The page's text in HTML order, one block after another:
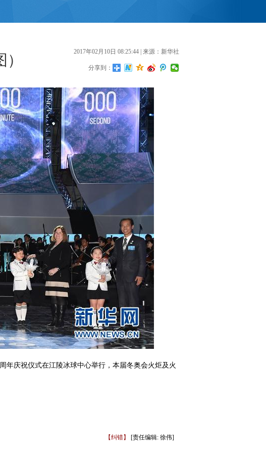
2017年02月10日 08:25:44 | 来源：新华社
分享到：
庆祝仪式在江陵冰球中心举行，本届冬奥会火炬及火
【纠错】 [责任编辑: 徐伟]